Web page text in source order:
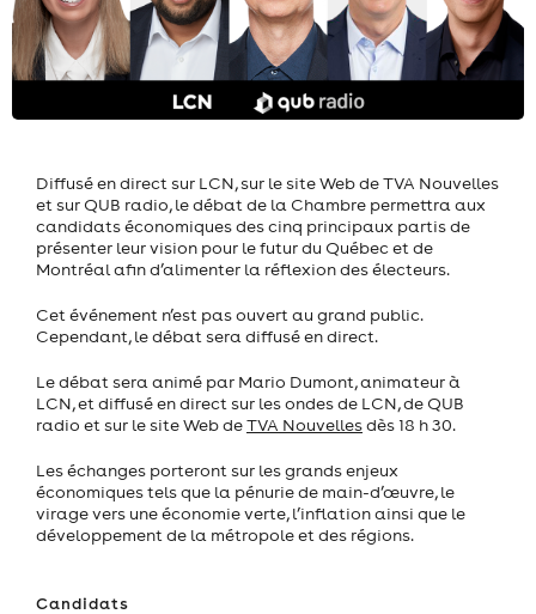
Diffusé en direct sur LCN, sur le site Web de TVA Nouvelles
et sur QUB radio, le débat de la Chambre permettra aux
candidats économiques des cinq principaux partis de
présenter leur vision pour le futur du Québec et de
Montréal afin d’alimenter la réflexion des électeurs.
Cet événement n’est pas ouvert au grand public.
Cependant, le débat sera diffusé en direct.
Le débat sera animé par Mario Dumont, animateur à
LCN, et diffusé en direct sur les ondes de LCN, de QUB
radio et sur le site Web deTVA Nouvellesdès 18 h 30.
Les échanges porteront sur les grands enjeux
économiques tels que la pénurie de main-d’œuvre, le
virage vers une économie verte, l’inflation ainsi que le
développement de la métropole et des régions.
Candidats